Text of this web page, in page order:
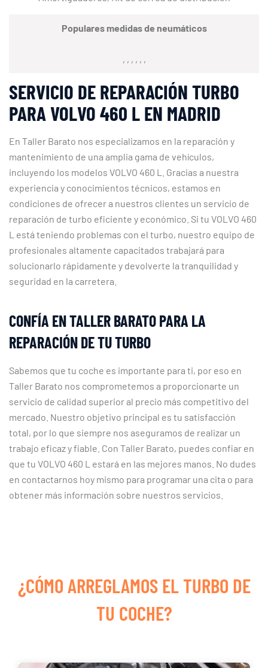
Populares medidas de neumáticos
, , , , , ,
SERVICIO DE REPARACIÓN TURBO
PARA VOLVO 460 L EN MADRID
En Taller Barato nos especializamos en la reparación y
mantenimiento de una amplia gama de vehículos,
incluyendo los modelos VOLVO 460 L. Gracias a nuestra
experiencia y conocimientos técnicos, estamos en
condiciones de ofrecer a nuestros clientes un servicio de
reparación de turbo eficiente y económico. Si tu VOLVO 460
L está teniendo problemas con el turbo, nuestro equipo de
profesionales altamente capacitados trabajará para
solucionarlo rápidamente y devolverte la tranquilidad y
seguridad en la carretera.
CONFÍA EN TALLER BARATO PARA LA
REPARACIÓN DE TU TURBO
Sabemos que tu coche es importante para ti, por eso en
Taller Barato nos comprometemos a proporcionarte un
servicio de calidad superior al precio más competitivo del
mercado. Nuestro objetivo principal es tu satisfacción
total, por lo que siempre nos aseguramos de realizar un
trabajo eficaz y fiable. Con Taller Barato, puedes confiar en
que tu VOLVO 460 L estará en las mejores manos. No dudes
en contactarnos hoy mismo para programar una cita o para
obtener más información sobre nuestros servicios.
¿CÓMO ARREGLAMOS EL TURBO DE
TU COCHE?